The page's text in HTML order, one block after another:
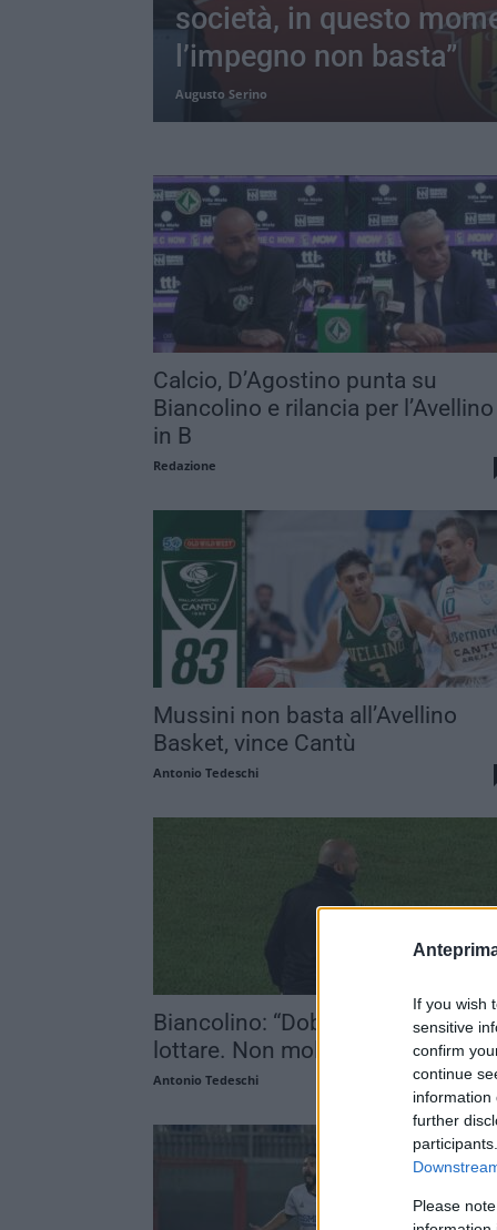
If you wish
sensitive
confirm
continue
information
further
Please
società, in questo
l’impegno non basta”
Augusto Serino
Calcio, D’Agostino punta su
Biancolino e rilancia per l’Avellino
in B
Redazione
Mussini non basta all’Avellino
Basket, vince Cantù
Antonio Tedeschi
Biancolino: “Dobbiamo soffrire e
lottare. Non molliamo nulla”
Antonio Tedeschi